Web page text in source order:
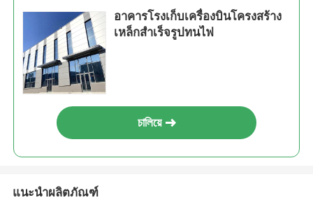
โรงโครงสร้างเหล็ก
โครงสร้างเหล็กหนา
สะพานโครงสร้างเหล็ก
โครงสร้างเหล็ก บ้านไก่
อาคารโรงเก็บเครื่องบินโครงสร้าง
เหล็กสำเร็จรูปทนไฟ
চালিয়ে
แนะนำผลิตภัณฑ์